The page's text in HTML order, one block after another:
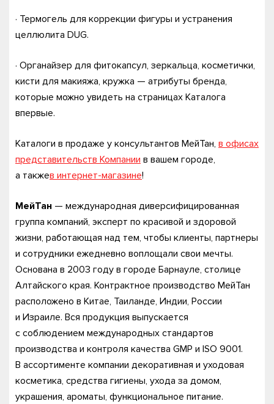
· Термогель для коррекции фигуры и устранения
целлюлита DUG.
· Органайзер для фитокапсул, зеркальца, косметички,
кисти для макияжа, кружка — атрибуты бренда,
которые можно увидеть на страницах Каталога
впервые.
Каталоги в продаже у консультантов МейТан, в офисах
представительств Компании в вашем городе,
а такжев интернет-магазине!
МейТан — международная диверсифицированная
группа компаний, эксперт по красивой и здоровой
жизни, работающая над тем, чтобы клиенты, партнеры
и сотрудники ежедневно воплощали свои мечты.
Основана в 2003 году в городе Барнауле, столице
Алтайского края. Контрактное производство МейТан
расположено в Китае, Таиланде, Индии, России
и Израиле. Вся продукция выпускается
с соблюдением международных стандартов
производства и контроля качества GMP и ISO 9001.
В ассортименте компании декоративная и уходовая
косметика, средства гигиены, ухода за домом,
украшения, ароматы, функциональное питание.